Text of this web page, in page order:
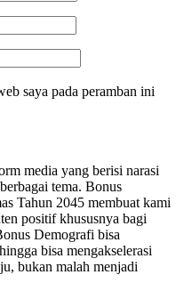
saya pada peramban ini
media yang berisi narasi
tema. Bonus
Tahun 2045 membuat kami
positif khususnya bagi
Demografi bisa
bisa mengakselerasi
bukan malah menjadi